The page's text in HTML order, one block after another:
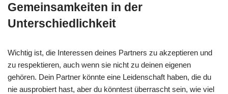
Gemeinsamkeiten in der
Unterschiedlichkeit
Wichtig ist, die Interessen deines Partners zu akzeptieren und
zu respektieren, auch wenn sie nicht zu deinen eigenen
gehören. Dein Partner könnte eine Leidenschaft haben, die du
nie ausprobiert hast, aber du könntest überrascht sein, wie viel